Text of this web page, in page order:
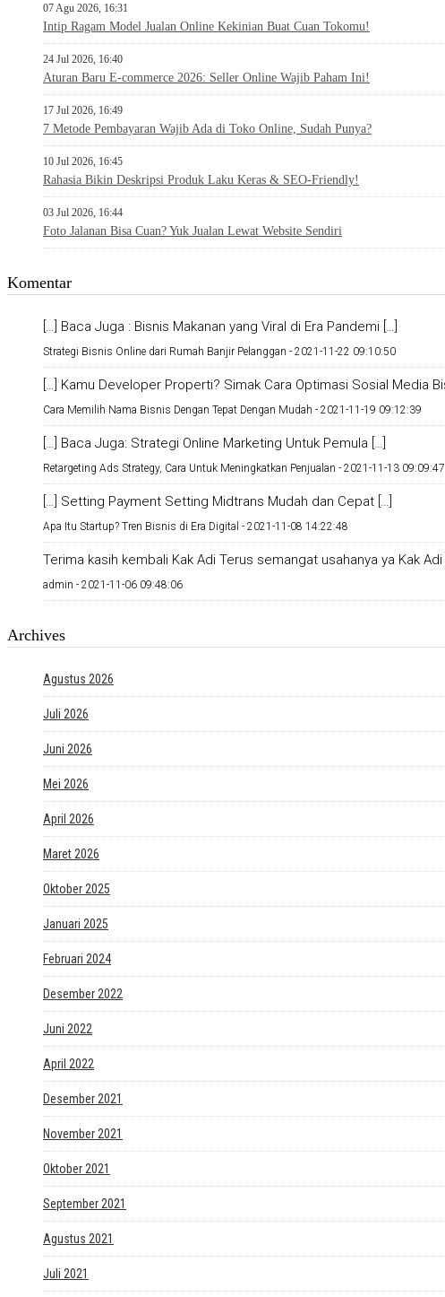
07 Agu 2026, 16:31
Intip Ragam Model Jualan Online Kekinian Buat Cuan Tokomu!
24 Jul 2026, 16:40
Aturan Baru E-commerce 2026: Seller Online Wajib Paham Ini!
17 Jul 2026, 16:49
7 Metode Pembayaran Wajib Ada di Toko Online, Sudah Punya?
10 Jul 2026, 16:45
Rahasia Bikin Deskripsi Produk Laku Keras & SEO-Friendly!
03 Jul 2026, 16:44
Foto Jalanan Bisa Cuan? Yuk Jualan Lewat Website Sendiri
Komentar
[…] Baca Juga : Bisnis Makanan yang Viral di Era Pandemi […]
Strategi Bisnis Online dari Rumah Banjir Pelanggan - 2021-11-22 09:10:50
[…] Kamu Developer Properti? Simak Cara Optimasi Sosial Media
Cara Memilih Nama Bisnis Dengan Tepat Dengan Mudah - 2021-11-19 09:12:39
[…] Baca Juga: Strategi Online Marketing Untuk Pemula […]
Retargeting Ads Strategy, Cara Untuk Meningkatkan Penjualan - 2021-11-13 09:09:47
[…] Setting Payment Setting Midtrans Mudah dan Cepat […]
Apa Itu Startup? Tren Bisnis di Era Digital - 2021-11-08 14:22:48
Terima kasih kembali Kak Adi Terus semangat usahanya ya Kak Adi
admin - 2021-11-06 09:48:06
Archives
Agustus 2026
Juli 2026
Juni 2026
Mei 2026
April 2026
Maret 2026
Oktober 2025
Januari 2025
Februari 2024
Desember 2022
Juni 2022
April 2022
Desember 2021
November 2021
Oktober 2021
September 2021
Agustus 2021
Juli 2021